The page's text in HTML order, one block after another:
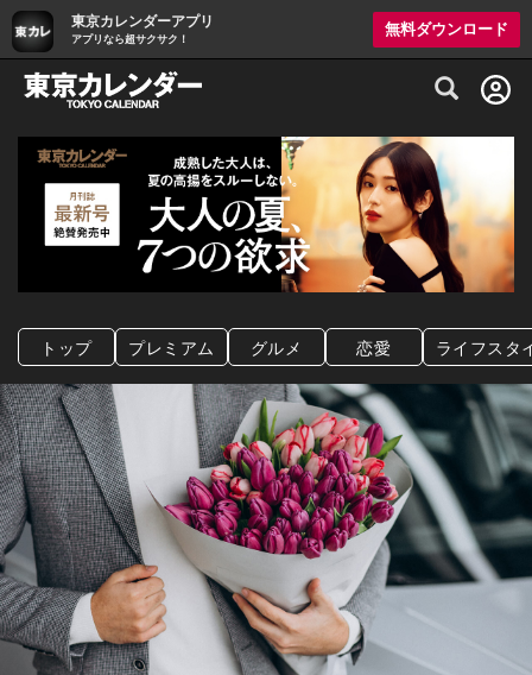
東京カレンダーアプリ
アプリなら超サクサク！
無料ダウンロード
グルメ情報・プレミアムレストラン予約
トップ プレミアム グルメ 恋愛 ライフスタ